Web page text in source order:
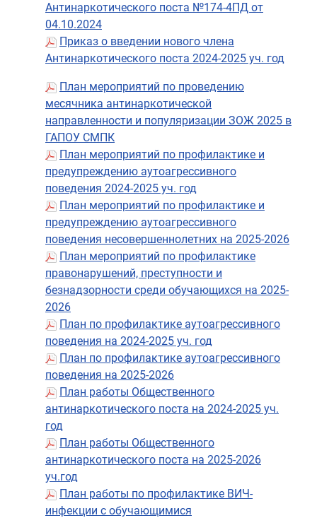
Антинаркотического поста №174-4ПД от
04.10.2024
Приказ о введении нового члена
Антинаркотического поста 2024-2025 уч. год
План мероприятий по проведению
месячника антинаркотической
направленности и популяризации ЗОЖ 2025 в
ГАПОУ СМПК
План мероприятий по профилактике и
предупреждению аутоагрессивного
поведения 2024-2025 уч. год
План мероприятий по профилактике и
предупреждению аутоагрессивного
поведения несовершеннолетних на 2025-2026
План мероприятий по профилактике
правонарушений, преступности и
безнадзорности среди обучающихся на 2025-
2026
План по профилактике аутоагрессивного
поведения на 2024-2025 уч. год
План по профилактике аутоагрессивного
поведения на 2025-2026
План работы Общественного
антинаркотического поста на 2024-2025 уч.
год
План работы Общественного
антинаркотического поста на 2025-2026
уч.год
План работы по профилактике ВИЧ-
инфекции с обучающимися